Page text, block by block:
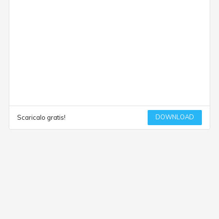
Scaricalo gratis! DOWNLOAD